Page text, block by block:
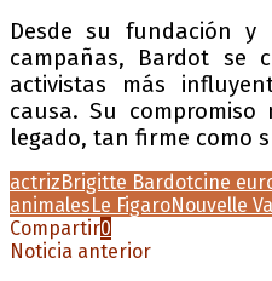
Desde su fundación y
campañas, Bardot se
activistas más
causa. Su
legado, tan firme como
actrizBrigitte Bardotcine
animalesLe FigaroNouvelle
Compartir0
Noticia anterior